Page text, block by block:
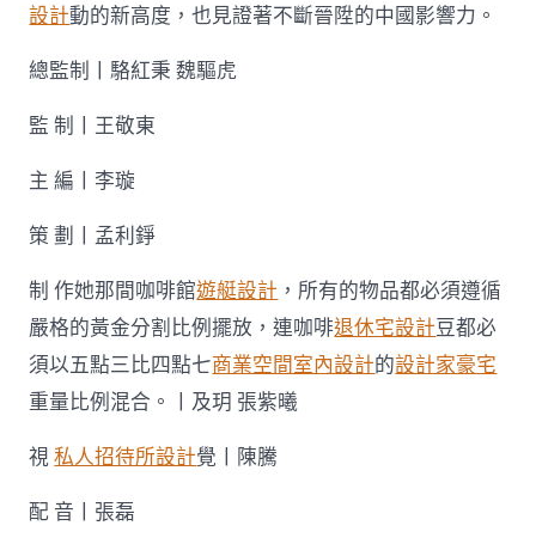
設計動的新高度，也見證著不斷晉陞的中國影響力。
總監制丨駱紅秉 魏驅虎
監 制丨王敬東
主 編丨李璇
策 劃丨孟利錚
制 作她那間咖啡館遊艇設計 ，所有的物品都必須遵循
嚴格的黃金分割比例擺放，連咖啡退休宅設計豆都必
須以五點三比四點七商業空間室內設計的設計家豪宅
重量比例混合。丨及玥 張紫曦
視私人招待所設計覺丨陳騰
配 音丨張磊